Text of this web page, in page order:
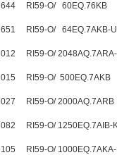
RI59-O/ 60EQ.76KB
RI59-O/ 64EQ.7AKB-
RI59-O/
RI59-O/ 500EQ.7AKB
RI59-O/ 2000AQ.7ARB
RI59-O/
RI59-O/